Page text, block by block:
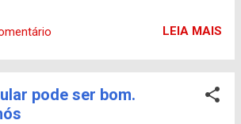
quinta-feira, 20 de setembro de
recebe o apoio do Ministério do
Desenvolvimento e Gestão,
do Software Público Brasileiro ( Portal
), ambiente que abriga a
LEIA MAIS
pode ser bom.